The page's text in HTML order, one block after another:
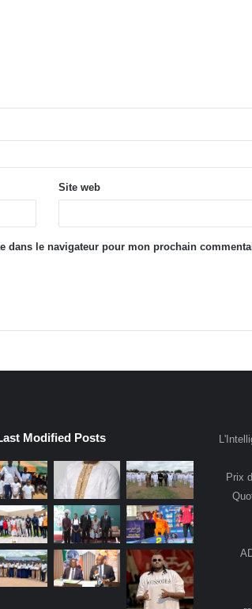
Site web
dans le navigateur pour mon prochain
Modified Posts
Prix